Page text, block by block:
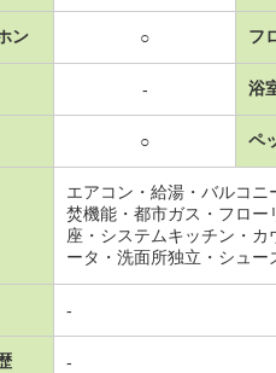
ン ○ フ
- 浴
○ ペ
エアコン・給湯・バルコ
焚機能・都市ガス・フロ
座・システムキッチン・
ータ・洗面所独立・シュ
-
-